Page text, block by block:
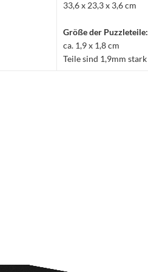
33,6 x 23,3 x 3,6 cm
Größe der Puzzleteile:
ca. 1,9 x 1,8 cm
Teile sind 1,9mm stark